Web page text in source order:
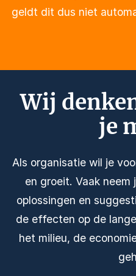
geldt dit dus niet
Wij
je
Als organisatie wil je
en groeit. Vaak neem
oplossingen en
de effecten op de
het milieu, de